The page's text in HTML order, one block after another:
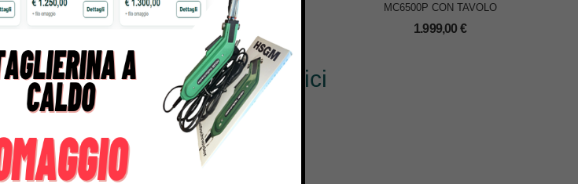
399,00 679,00 €
MC6500P CON TAVOLO
1.999,00 €
su questo prodotto? Scrivici